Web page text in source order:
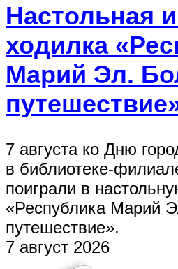
Настольная
ходилка
Марий Эл.
7 августа ко Дню
в библиотеке-
поиграли в
«Республика Марий
путешествие».
7 август 2026